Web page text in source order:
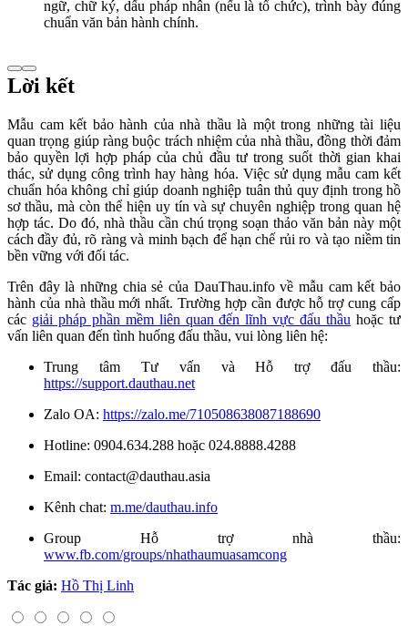
ngữ, chữ ký, dấu pháp nhân (nếu là tổ chức), trình bày đúng
chuẩn văn bản hành chính.
Lời kết
Mẫu cam kết bảo hành của nhà thầu là một trong những tài liệu
quan trọng giúp ràng buộc trách nhiệm của nhà thầu, đồng thời đảm
bảo quyền lợi hợp pháp của chủ đầu tư trong suốt thời gian khai
thác, sử dụng công trình hay hàng hóa. Việc sử dụng mẫu cam kết
chuẩn hóa không chỉ giúp doanh nghiệp tuân thủ quy định trong hồ
sơ thầu, mà còn thể hiện uy tín và sự chuyên nghiệp trong quan hệ
hợp tác. Do đó, nhà thầu cần chú trọng soạn thảo văn bản này một
cách đầy đủ, rõ ràng và minh bạch để hạn chế rủi ro và tạo niềm tin
bền vững với đối tác.
Trên đây là những chia sẻ của DauThau.info về mẫu cam kết bảo
hành của nhà thầu mới nhất. Trường hợp cần được hỗ trợ cung cấp
các giải pháp phần mềm liên quan đến lĩnh vực đấu thầu hoặc tư
vấn liên quan đến tình huống đấu thầu, vui lòng liên hệ:
Trung tâm Tư vấn và Hỗ trợ đấu thầu:
https://support.dauthau.net
Zalo OA: https://zalo.me/710508638087188690
Hotline: 0904.634.288 hoặc 024.8888.4288
Email: contact@dauthau.asia
Kênh chat: m.me/dauthau.info
Group Hỗ trợ nhà thầu:
www.fb.com/groups/nhathaumuasamcong
Tác giả: Hồ Thị Linh